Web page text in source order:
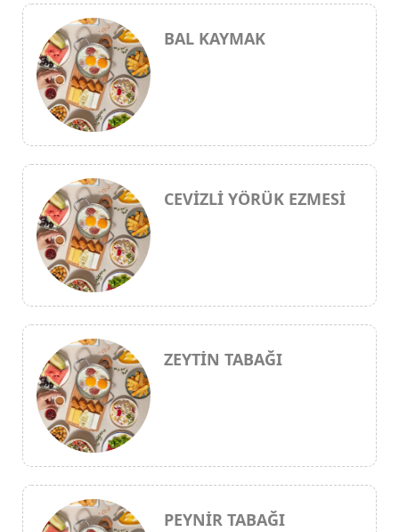
BAL KAYMAK
CEVİZLİ YÖRÜK EZMESİ
ZEYTİN TABAĞI
PEYNİR TABAĞI